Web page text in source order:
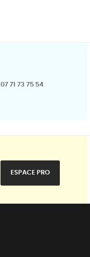
07 71 73 75 54
ESPACE PRO